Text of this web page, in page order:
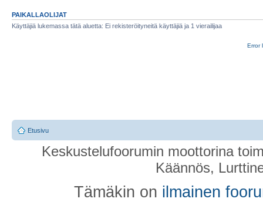
PAIKALLAOLIJAT
Käyttäjiä lukemassa tätä aluetta: Ei rekisteröityneitä käyttäjiä ja 1 vierailijaa
Error
Etusivu
Keskustelufoorumin moottorina
Käännös,
Tämäkin on ilmainen